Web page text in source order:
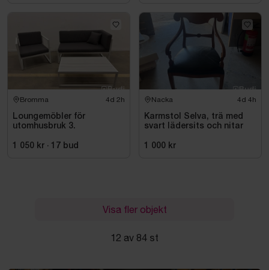
Bromma 4d 2h
Loungemöbler för
utomhusbruk 3.
1 050 kr · 17 bud
Nacka 4d 4h
Karmstol Selva, trä med
svart lädersits och nitar
1 000 kr
Visa fler objekt
12 av 84 st